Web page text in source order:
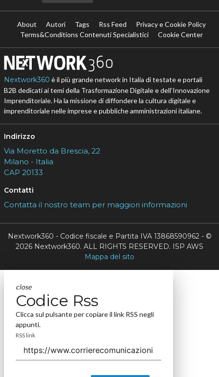
About Autori Tags Rss Feed
Privacy e Cookie Policy
Terms&Conditions Contenuti Specialistici
Cookie Center
Nextwork360 è il più grande network in Italia di testate e portali
B2B dedicati ai temi della Trasformazione Digitale e dell’Innovazione
Imprenditoriale. Ha la missione di diffondere la cultura digitale e
imprenditoriale nelle imprese e pubbliche amministrazioni italiane.
Indirizzo
Via Moretto da Brescia, 22
Milano - Italia
CAP 20133
Contatti
Contatta il nostro team per maggiori informazioni
Nextwork360 - Codice fiscale e Partita IVA 13868590962 - ©
2026 Nextwork360. ALL RIGHTS RESERVED. ISP AWS
Mappa del sito
close
Codice Rss
Clicca sul pulsante per copiare il link RSS negli
appunti.
RSS link